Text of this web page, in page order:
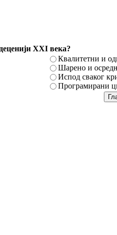
XXI века?
Квалитетни и
Шарено и
Испод сваког
Програмирани